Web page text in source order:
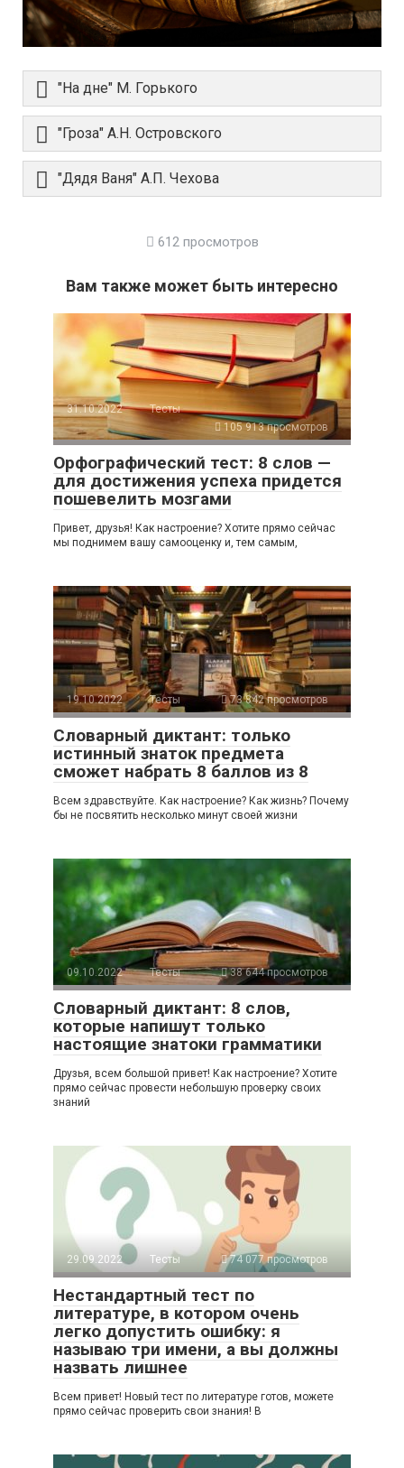
"На дне" М. Горького
"Гроза" А.Н. Островского
"Дядя Ваня" А.П. Чехова
612 просмотров
Вам также может быть интересно
31.10.2022
Тесты
105 913 просмотров
Орфографический тест: 8 слов —
для достижения успеха придется
пошевелить мозгами
Привет, друзья! Как настроение? Хотите прямо сейчас
мы поднимем вашу самооценку и, тем самым,
19.10.2022 Тесты 73 842 просмотров
Словарный диктант: только
истинный знаток предмета
сможет набрать 8 баллов из 8
Всем здравствуйте. Как настроение? Как жизнь? Почему
бы не посвятить несколько минут своей жизни
09.10.2022 Тесты 38 644 просмотров
Словарный диктант: 8 слов,
которые напишут только
настоящие знатоки грамматики
Друзья, всем большой привет! Как настроение? Хотите
прямо сейчас провести небольшую проверку своих
знаний
29.09.2022 Тесты 74 077 просмотров
Нестандартный тест по
литературе, в котором очень
легко допустить ошибку: я
называю три имени, а вы должны
назвать лишнее
Всем привет! Новый тест по литературе готов, можете
прямо сейчас проверить свои знания! В